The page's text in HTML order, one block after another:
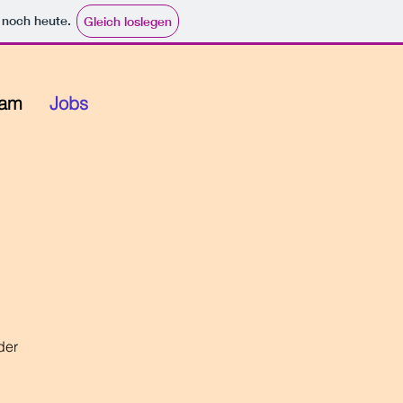
heute. Gleich loslegen
Jobs